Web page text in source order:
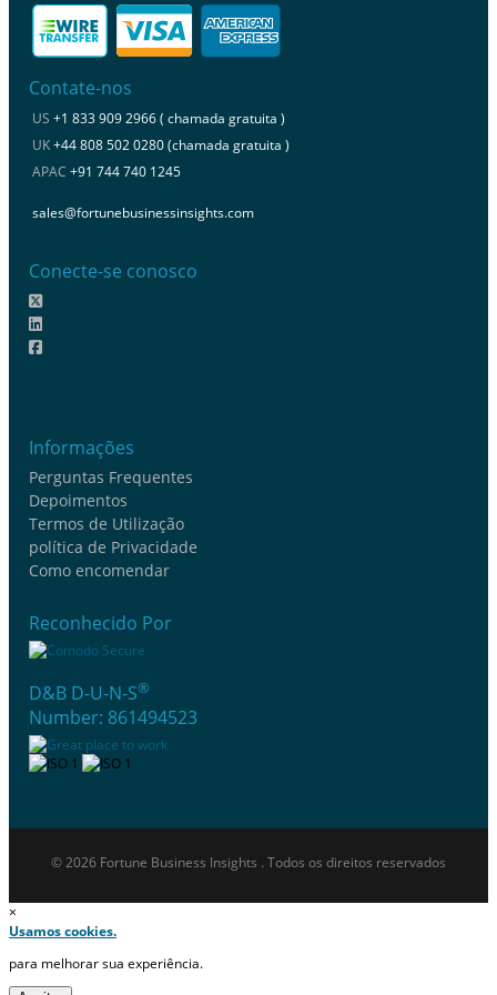
Contate-nos
US +1 833 909 2966 ( chamada gratuita )
UK+44 808 502 0280 (chamada gratuita )
APAC +91 744 740 1245
sales@fortunebusinessinsights.com
Conecte-se conosco
Informações
Perguntas Frequentes
Depoimentos
Termos de Utilização
política de Privacidade
Como encomendar
Reconhecido Por
D&B D-U-N-S®
Number: 861494523
© 2026 Fortune Business Insights . Todos os direitos reservados
×
Usamos cookies.
para melhorar sua experiência.